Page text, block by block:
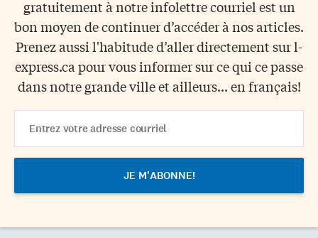
gratuitement à notre infolettre courriel est un
bon moyen de continuer d’accéder à nos articles.
Prenez aussi l'habitude d’aller directement sur l-
express.ca pour vous informer sur ce qui ce passe
dans notre grande ville et ailleurs... en français!
Address